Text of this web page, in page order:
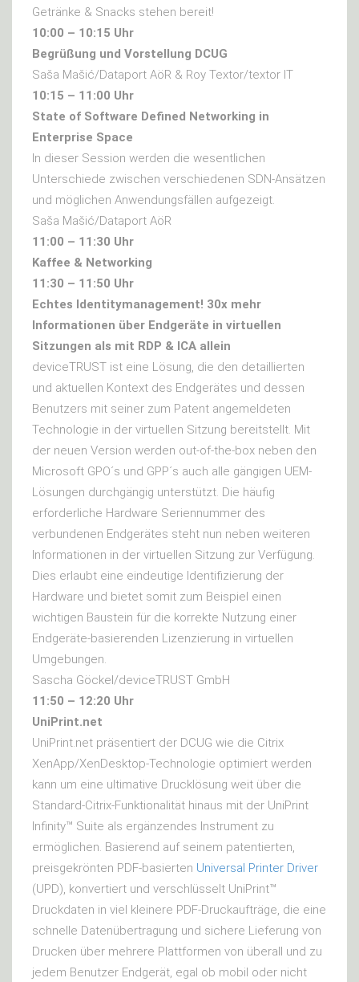
Getränke & Snacks stehen bereit!
10:00 – 10:15 Uhr
Begrüßung und Vorstellung DCUG
Saša Mašić/Dataport AöR & Roy Textor/textor IT
10:15 – 11:00 Uhr
State of Software Defined Networking in
Enterprise Space
In dieser Session werden die wesentlichen
Unterschiede zwischen verschiedenen SDN-Ansätzen
und möglichen Anwendungsfällen aufgezeigt.
Saša Mašić/Dataport AöR
11:00 – 11:30 Uhr
Kaffee & Networking
11:30 – 11:50 Uhr
Echtes Identitymanagement! 30x mehr
Informationen über Endgeräte in virtuellen
Sitzungen als mit RDP & ICA allein
deviceTRUST ist eine Lösung, die den detaillierten
und aktuellen Kontext des Endgerätes und dessen
Benutzers mit seiner zum Patent angemeldeten
Technologie in der virtuellen Sitzung bereitstellt. Mit
der neuen Version werden out-of-the-box neben den
Microsoft GPO´s und GPP´s auch alle gängigen UEM-
Lösungen durchgängig unterstützt. Die häufig
erforderliche Hardware Seriennummer des
verbundenen Endgerätes steht nun neben weiteren
Informationen in der virtuellen Sitzung zur Verfügung.
Dies erlaubt eine eindeutige Identifizierung der
Hardware und bietet somit zum Beispiel einen
wichtigen Baustein für die korrekte Nutzung einer
Endgeräte-basierenden Lizenzierung in virtuellen
Umgebungen.
Sascha Göckel/deviceTRUST GmbH
11:50 – 12:20 Uhr
UniPrint.net
UniPrint.net präsentiert der DCUG wie die Citrix
XenApp/XenDesktop-Technologie optimiert werden
kann um eine ultimative Drucklösung weit über die
Standard-Citrix-Funktionalität hinaus mit der UniPrint
Infinity™ Suite als ergänzendes Instrument zu
ermöglichen. Basierend auf seinem patentierten,
preisgekrönten PDF-basierten Universal Printer Driver
(UPD), konvertiert und verschlüsselt UniPrint™
Druckdaten in viel kleinere PDF-Druckaufträge, die eine
schnelle Datenübertragung und sichere Lieferung von
Drucken über mehrere Plattformen von überall und zu
jedem Benutzer Endgerät, egal ob mobil oder nicht